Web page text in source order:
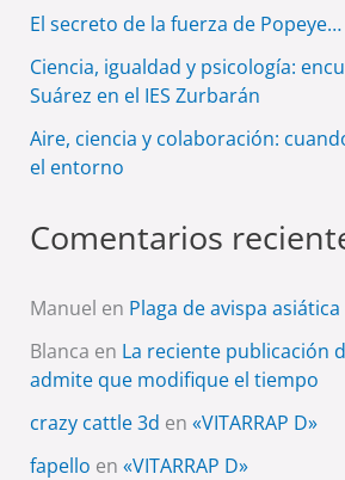
El secreto de la fuerza de
Ciencia, igualdad y psicología:
Suárez en el IES Zurbarán
Aire, ciencia y colaboración:
el entorno
Comentarios
Manuel en Plaga de avispa
Blanca en La reciente publicación
admite que modifique el tiempo
crazy cattle 3d en «VITARRAP D»
fapello en «VITARRAP D»